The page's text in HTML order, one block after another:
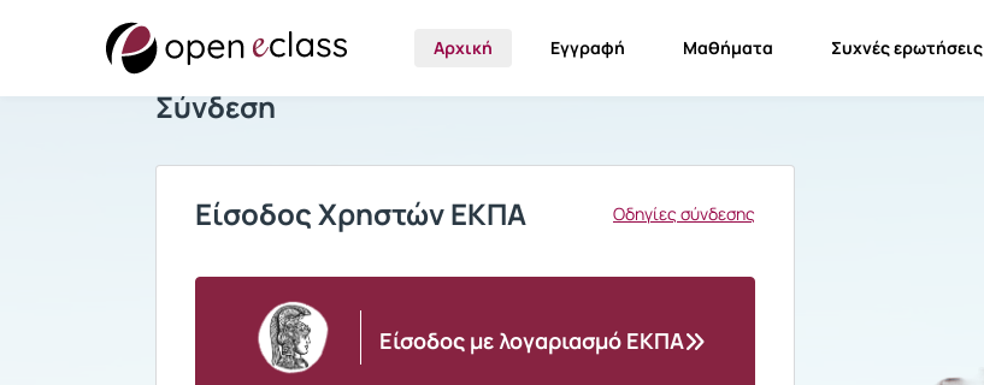
Αρχική Εγγραφή Μαθήματα Συχνές ερωτήσεις
Σύνδεση
Είσοδος Χρηστών ΕΚΠΑ Οδηγίες σύνδεσης
Είσοδος με λογαριασμό ΕΚΠΑ